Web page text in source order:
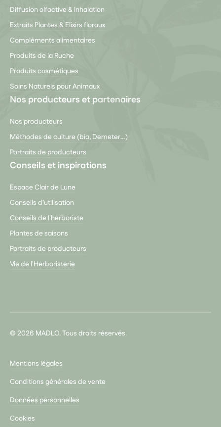
Diffusion olfactive & Inhalation
Extraits Plantes & Elixirs floraux
Compléments alimentaires
Produits de la Ruche
Produits cosmétiques
Soins Naturels pour Animaux
Nos producteurs et partenaires
Nos producteurs
Méthodes de culture (bio, Demeter…)
Portraits de producteurs
Conseils et inspirations
Espace Clair de Lune
Conseils d’utilisation
Conseils de l'herboriste
Plantes de saisons
Portraits de producteurs
Vie de l'Herboristerie
© 2026 MADLO. Tous droits réservés.
Mentions légales
Conditions générales de vente
Données personnelles
Cookies